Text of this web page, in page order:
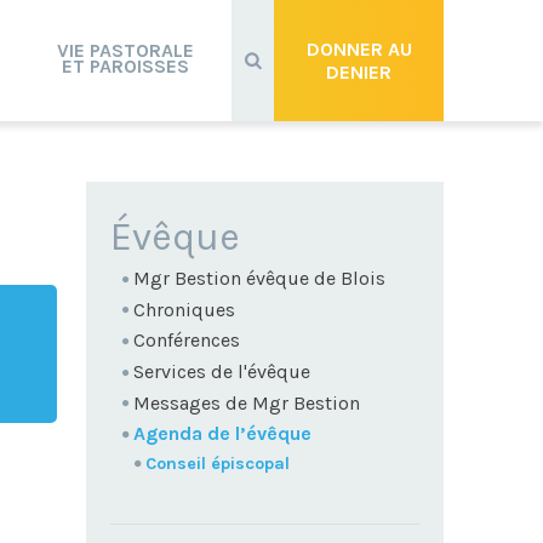
DONNER AU
DENIER
VIE PASTORALE
ET PAROISSES
NAVIGATION
Évêque
Mgr Bestion évêque de Blois
Chroniques
Conférences
Services de l'évêque
Messages de Mgr Bestion
Agenda de l’évêque
Conseil épiscopal